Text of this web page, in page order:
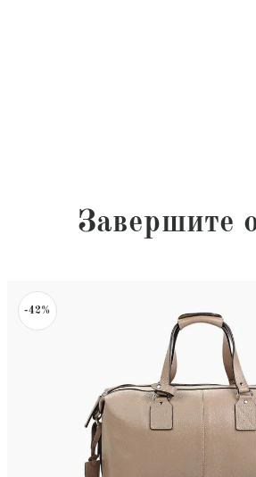
Завершите
-42%